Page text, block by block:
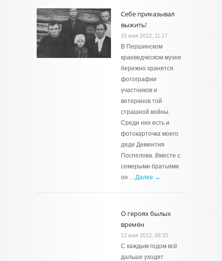
Себе приказывал
выжить!
15 мая 2012, 11:17
В Першинском
краеведческом музее
бережно хранятся
фотографии
участников и
ветеранов той
страшной войны.
Среди них есть и
фотокарточка моего
дяди Дементия
Поспелова. Вместе с
семерыми братьями
он …Далее →
О героях былых
времён
12 мая 2012, 08:33
С каждым годом всё
дальше уходят